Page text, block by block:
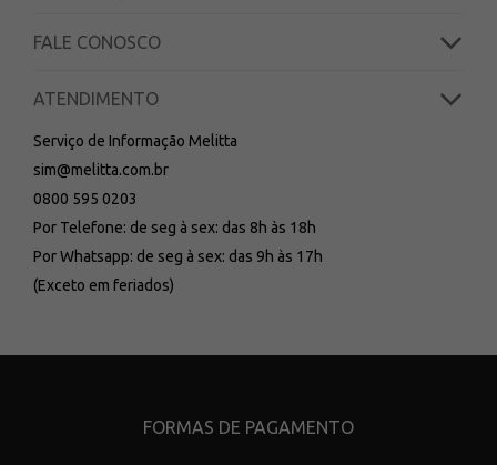
FALE CONOSCO
ATENDIMENTO
Serviço de Informação Melitta
sim@melitta.com.br
0800 595 0203
Por Telefone: de seg à sex: das 8h às 18h
Por Whatsapp: de seg à sex: das 9h às 17h
(Exceto em feriados)
FORMAS DE PAGAMENTO